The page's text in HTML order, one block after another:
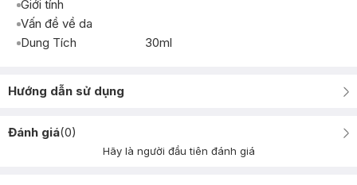
Giới tính
Vấn đề về da
Dung Tích
30ml
Hướng dẫn sử dụng
Đánh giá(0)
Hãy là người đầu tiên đánh giá